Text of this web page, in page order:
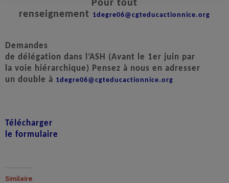
Pour tout
renseignement 1degre06@cgteducactionnice.org
Demandes
de délégation dans l’ASH (Avant le 1er juin par
la voie hiérarchique) Pensez à nous en adresser
un double à 1degre06@cgteducactionnice.org
Télécharger
le formulaire
Similaire